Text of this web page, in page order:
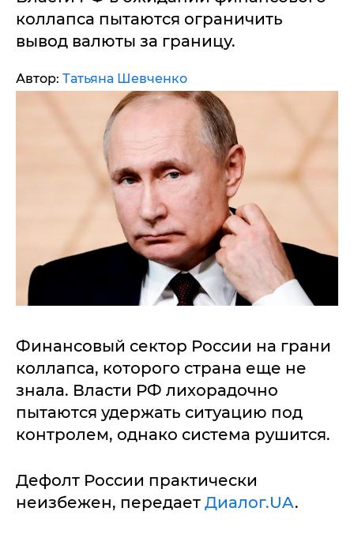
коллапса пытаются ограничить
вывод валюты за границу.
Автор: Татьяна Шевченко
Финансовый сектор России на грани
коллапса, которого страна еще не
знала. Власти РФ лихорадочно
пытаются удержать ситуацию под
контролем, однако система рушится.
Дефолт России практически
неизбежен, передает Диалог.UA.